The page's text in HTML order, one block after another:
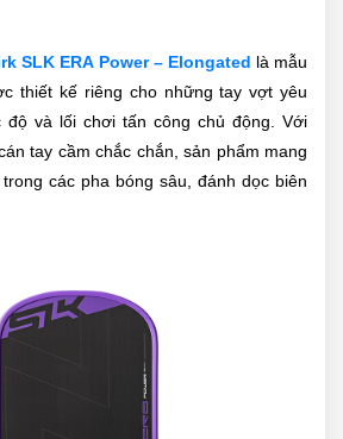
SLK ERA Power – Elongated là mẫu
thiết kế riêng cho những tay vợt yêu
độ và lối chơi tấn công chủ động. Với
tay cầm chắc chắn, sản phẩm mang
các pha bóng sâu, đánh dọc biên